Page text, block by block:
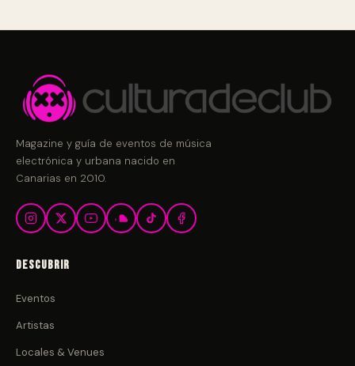
Magazine y guía de eventos de música
electrónica y urbana nacido en
Canarias en 2010.
Descubrir
Eventos
Artistas
Locales & Venues